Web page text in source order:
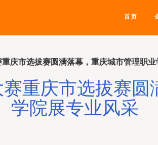
首页
庆市选拔赛圆满落幕，重庆城市管理职
重庆市选拔赛
学院展专业风采